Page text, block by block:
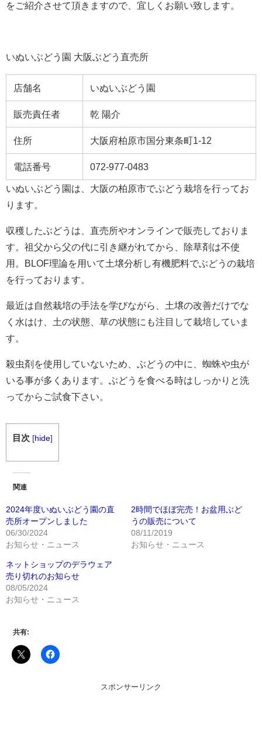
をご紹介させて頂きますので、宜しくお願い致します。
いぬいぶどう園 大阪ぶどう直売所
店舗名 いぬいぶどう園
販売責任者 乾 陽介
住所 大阪府柏原市国分東条町1-12
電話番号 072-977-0483
いぬいぶどう園は、大阪の柏原市でぶどう栽培を行ってお
ります。
収穫したぶどうは、直売所やオンラインで販売しておりま
す。祖父から父の代に引き継がれてから、除草剤は不使
用。BLOF理論を用いて土壌分析し有機肥料でぶどうの栽培
を行っております。
最近は自然栽培の手法を学びながら、土壌の改善だけでな
く水はけ、土の状態、草の状態にも注目して栽培していま
す。
殺虫剤を使用していないため、ぶどうの中に、蜘蛛や虫が
いる事が多くあります。ぶどうを食べる時はしっかりと洗
ってからご試食下さい。
目次 [hide]
関連
2024年度いぬいぶどう園の直
売所オープンしました
06/30/2024
お知らせ・ニュース
2時間でほぼ完売！お盆用ぶど
うの販売について
08/11/2019
お知らせ・ニュース
ネットショップのデラウェア
売り切れのお知らせ
08/05/2024
お知らせ・ニュース
共有:
スポンサーリンク